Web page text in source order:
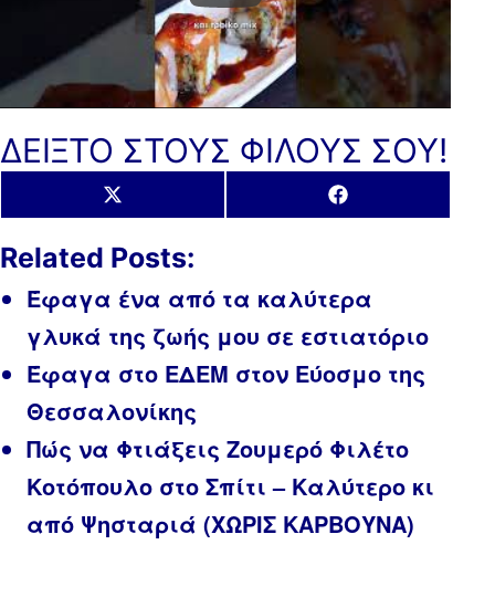
ΔΕΙΞΤΟ ΣΤΟΥΣ ΦΙΛΟΥΣ ΣΟΥ!
Share
on
X
(Twitter)
Share
on
Facebook
Related Posts:
Έφαγα ένα από τα καλύτερα
γλυκά της ζωής μου σε εστιατόριο
Έφαγα στο ΕΔΕΜ στον Εύοσμο της
Θεσσαλονίκης
Πώς να Φτιάξεις Ζουμερό Φιλέτο
Κοτόπουλο στο Σπίτι – Καλύτερο κι
από Ψησταριά (ΧΩΡΙΣ ΚΑΡΒΟΥΝΑ)